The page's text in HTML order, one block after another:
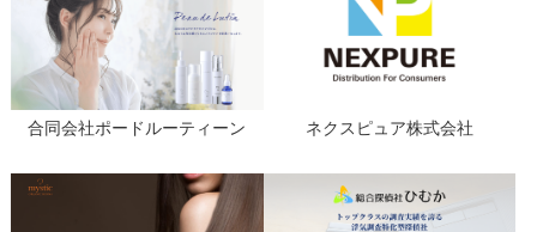
合同会社ポードルーティーン ネクスピュア株式会社